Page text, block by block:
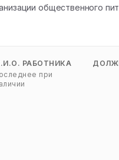
общественного
РАБОТНИКА
при